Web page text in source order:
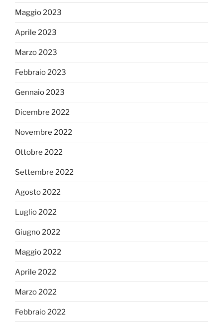
Maggio 2023
Aprile 2023
Marzo 2023
Febbraio 2023
Gennaio 2023
Dicembre 2022
Novembre 2022
Ottobre 2022
Settembre 2022
Agosto 2022
Luglio 2022
Giugno 2022
Maggio 2022
Aprile 2022
Marzo 2022
Febbraio 2022